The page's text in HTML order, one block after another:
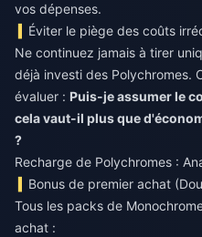
vos dépenses.
Éviter le piège des coûts
Ne continuez jamais à tirer
déjà investi des Polychromes.
évaluer : Puis-je assumer le
cela vaut-il plus que
?
Recharge de Polychromes :
Bonus de premier achat
Tous les packs de
achat :